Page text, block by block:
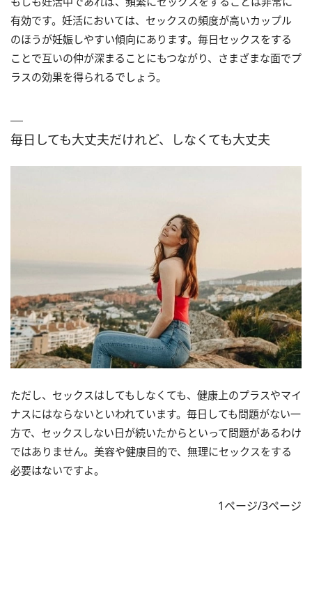
有効です。妊活においては、セックスの頻度が高いカップル
のほうが妊娠しやすい傾向にあります。毎日セックスをする
ことで互いの仲が深まることにもつながり、さまざまな面でプ
ラスの効果を得られるでしょう。
毎日しても大丈夫だけれど、しなくても大丈夫
ただし、セックスはしてもしなくても、健康上のプラスやマイ
ナスにはならないといわれています。毎日しても問題がない一
方で、セックスしない日が続いたからといって問題があるわけ
ではありません。美容や健康目的で、無理にセックスをする
必要はないですよ。
1ページ/3ページ